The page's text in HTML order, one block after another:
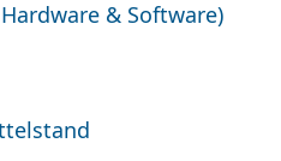
& Software)